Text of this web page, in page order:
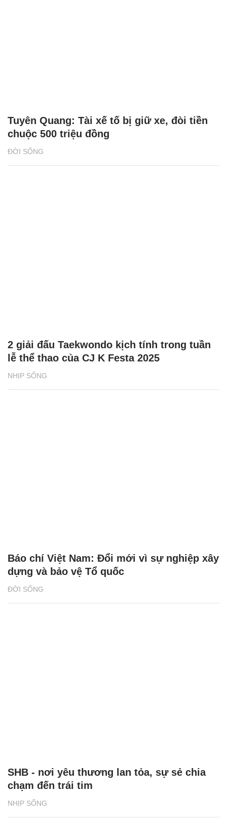
ĐỜI SỐNG
Tuyên Quang: Tài xế tố bị giữ xe, đòi tiền
chuộc 500 triệu đồng
NHỊP SỐNG
2 giải đấu Taekwondo kịch tính trong tuần
lễ thể thao của CJ K Festa 2025
ĐỜI SỐNG
Báo chí Việt Nam: Đổi mới vì sự nghiệp xây
dựng và bảo vệ Tổ quốc
NHỊP SỐNG
SHB - nơi yêu thương lan tỏa, sự sẻ chia
chạm đến trái tim